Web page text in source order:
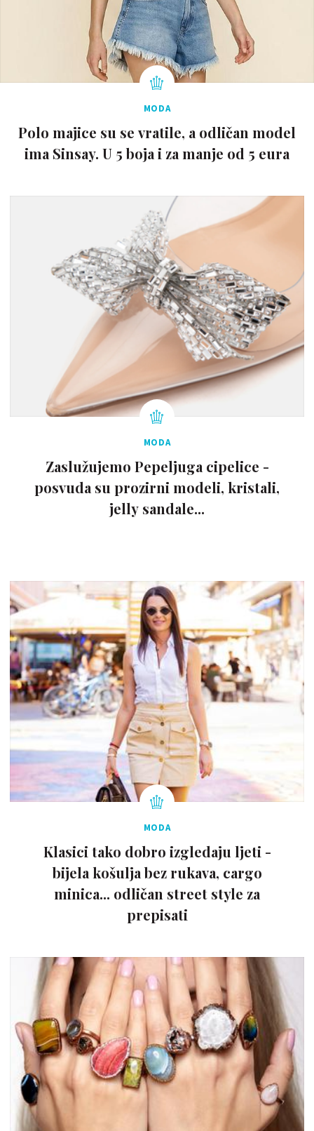
MODA
Polo majice su se vratile, a odličan model
ima Sinsay. U 5 boja i za manje od 5 eura
MODA
Zaslužujemo Pepeljuga cipelice -
posvuda su prozirni modeli, kristali,
jelly sandale...
MODA
Klasici tako dobro izgledaju ljeti -
bijela košulja bez rukava, cargo
minica... odličan street style za
prepisati